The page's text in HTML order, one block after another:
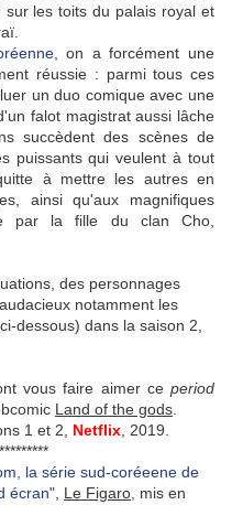
les toits du palais royal et
, on a forcément une
réussie : parmi tous ces
un duo comique avec une
falot magistrat aussi lâche
succèdent des scènes de
puissants qui veulent à tout
à mettre les autres en
ainsi qu'aux magnifiques
par la fille du clan Cho,
des personnages
notamment les
dessous) dans la saison 2,
vous faire aimer ceperiod
Land of the gods
1 et 2, Netflix , 2019.
la série sud-coréeene de
écran", Le Figaro , mis en